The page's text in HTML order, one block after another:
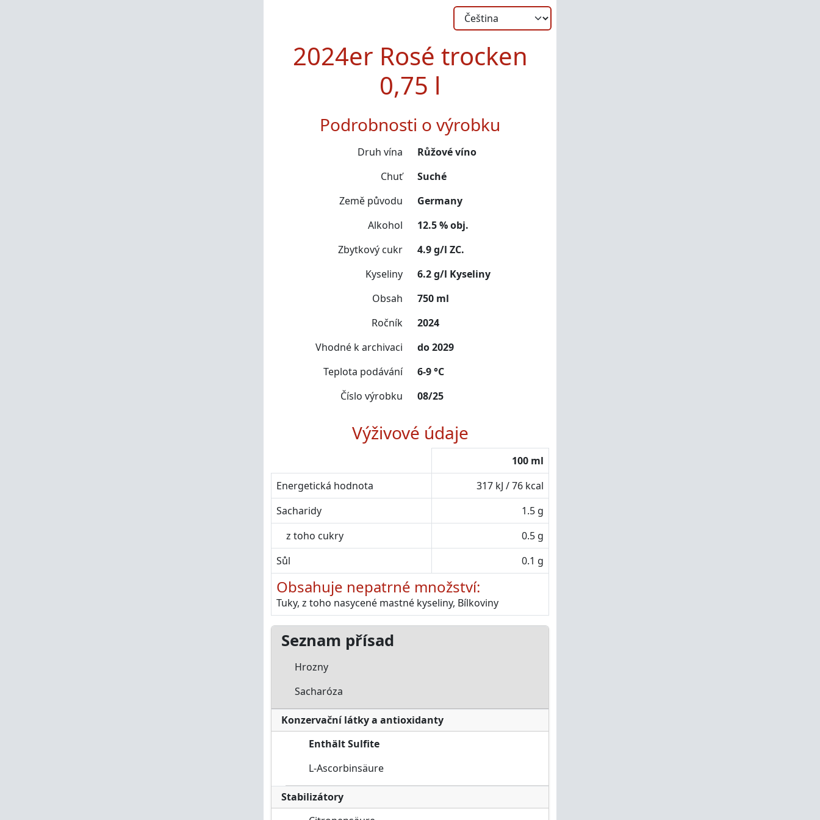
2024er Rosé trocken
0,75 l
Podrobnosti o výrobku
Druh vína
Růžové víno
Chuť
Suché
Země původu
Germany
Alkohol
12.5 % obj.
Zbytkový cukr
4.9 g/l ZC.
Kyseliny
6.2 g/l Kyseliny
Obsah
750 ml
Ročník
2024
Vhodné k archivaci
do 2029
Teplota podávání
6-9 °C
Číslo výrobku
08/25
Výživové údaje
100 ml
Energetická hodnota
317 kJ / 76 kcal
Sacharidy
1.5 g
z toho cukry
0.5 g
Sůl
0.1 g
Obsahuje nepatrné množství:
Tuky, z toho nasycené mastné kyseliny, Bílkoviny
Seznam přísad
Hrozny
Sacharóza
Konzervační látky a antioxidanty
Enthält Sulfite
L-Ascorbinsäure
Stabilizátory